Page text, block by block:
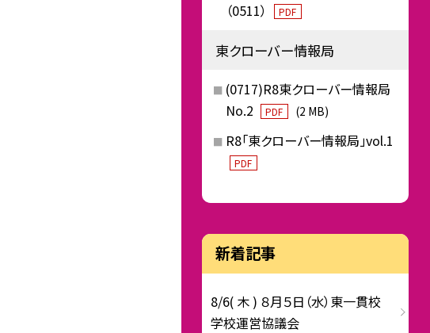
（0511）
PDF
東クローバー情報局
(0717)R8東クローバー情報局
No.2
PDF (2 MB)
R8「東クローバー情報局」vol.1
PDF
新着記事
8/6( 木 ) ８月５日（水）東一貫校
学校運営協議会